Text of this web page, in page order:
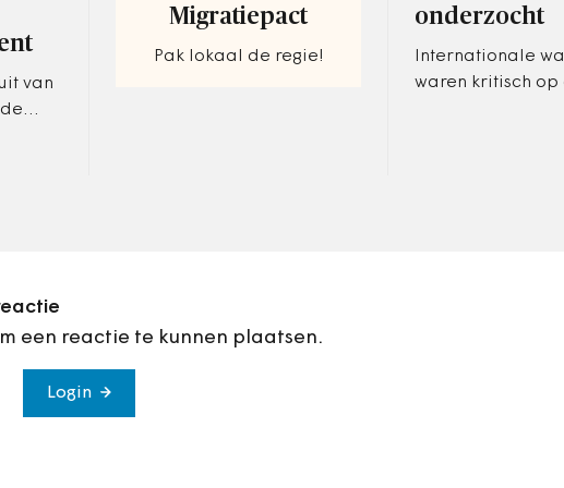
van
Migratiepact
Pak lokaal de regie!
onderzocht
Internationale
waren kritisch op
een reactie te kunnen plaatsen.
Login